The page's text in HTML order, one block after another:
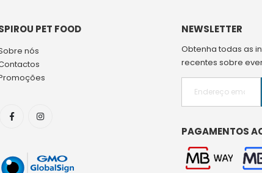
PET FOOD
nós
NEWSLETTER
Obtenha todas as
recentes sobre
PAGAMENTOS